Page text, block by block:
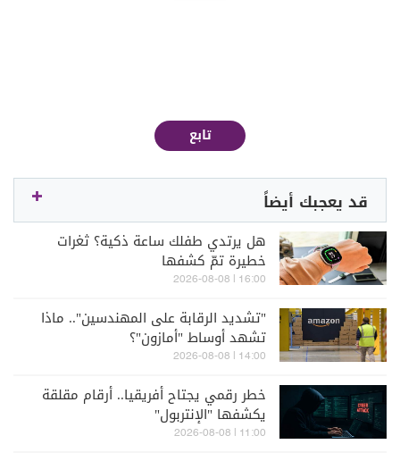
تابع
قد يعجبك أيضاً
هل يرتدي طفلك ساعة ذكية؟ ثغرات
خطيرة تمّ كشفها
16:00 | 2026-08-08
"تشديد الرقابة على المهندسين".. ماذا
تشهد أوساط "أمازون"؟
14:00 | 2026-08-08
خطر رقمي يجتاح أفريقيا.. أرقام مقلقة
يكشفها "الإنتربول"
11:00 | 2026-08-08